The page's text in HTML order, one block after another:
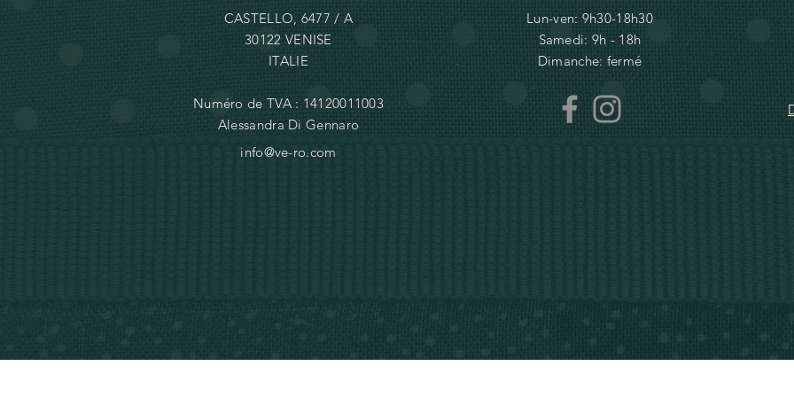
CASTELLO, 6477 / A
30122 VENISE
ITALIE
Numéro de TVA : 14120011003
Alessandra Di Gennaro
Lun-ven: 9h30-18h30
Samedi: 9h - 18h
Dimanche: fermé
info@ve-ro.com